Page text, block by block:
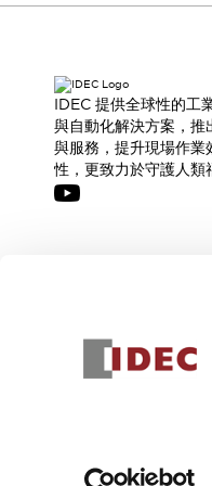
IDEC 提供全球性的工
與自動化解決方案，推
與服務，提升現場作業
性，更致力於守護人類